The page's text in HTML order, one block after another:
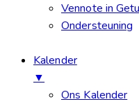
Vennote in
Ondersteuning
Kalender
▼
Ons Kalender